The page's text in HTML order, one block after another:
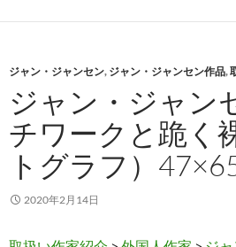
ジャン・ジャンセン, ジャン・ジャンセン作品,
ジャン・ジャン
チワークと跪く
トグラフ）
2020年2月14日